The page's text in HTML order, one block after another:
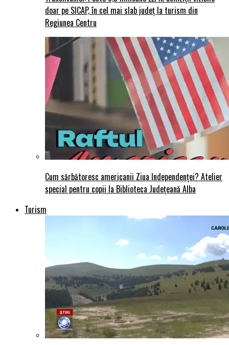
doar pe SICAP, în cel mai slab județ la turism din
Regiunea Centru
Cum sărbătoresc americanii Ziua Independenței? Atelier
special pentru copii la Biblioteca Județeană Alba
Turism